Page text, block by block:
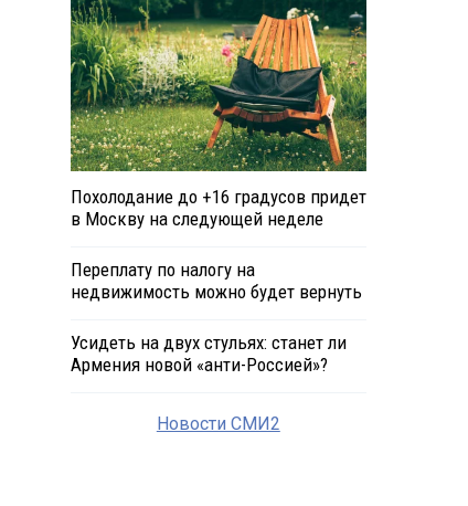
Похолодание до +16 градусов придет
в Москву на следующей неделе
Переплату по налогу на
недвижимость можно будет вернуть
Усидеть на двух стульях: станет ли
Армения новой «анти-Россией»?
Новости СМИ2